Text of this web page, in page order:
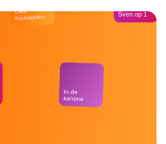
Café
Kockelmann
In de
kantine
Sven op 1